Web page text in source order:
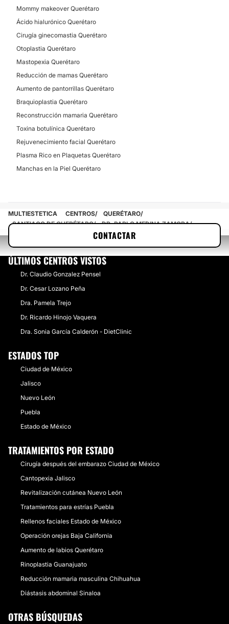
Mommy makeover Querétaro
Ácido hialurónico Querétaro
Cirugía ginecomastia Querétaro
Otoplastia Querétaro
Mastopexia Querétaro
Reducción de mamas Querétaro
Aumento de pantorrillas Querétaro
Braquioplastia Querétaro
Reconstrucción mamaria Querétaro
Toxina botulínica Querétaro
Rejuvenecimiento facial Querétaro
Plasma Rico en Plaquetas Querétaro
Manchas en la Piel Querétaro
CONTACTAR
MULTIESTETICA CENTROS
QUERÉTARO
SANTIAGO DE QUERÉTARO
DR. PABLO MEDINA ZAMORA
ÚLTIMOS CENTROS VISTOS
Dr. Claudio Gonzalez Pensel
Dr. Cesar Lozano Peña
Dra. Pamela Trejo
Dr. Ricardo Hinojo Vaquera
Dra. Sonia García Calderón - DietClinic
ESTADOS TOP
Ciudad de México
Jalisco
Nuevo León
Puebla
Estado de México
TRATAMIENTOS POR ESTADO
Cirugía después del embarazo Ciudad de México
Cantopexia Jalisco
Revitalización cutánea Nuevo León
Tratamientos para estrías Puebla
Rellenos faciales Estado de México
Operación orejas Baja California
Aumento de labios Querétaro
Rinoplastia Guanajuato
Reducción mamaria masculina Chihuahua
Diástasis abdominal Sinaloa
OTRAS BÚSQUEDAS